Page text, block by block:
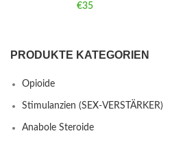
€35
PRODUKTE KATEGORIEN
Opioide
Stimulanzien (SEX-VERSTÄRKER)
Anabole Steroide